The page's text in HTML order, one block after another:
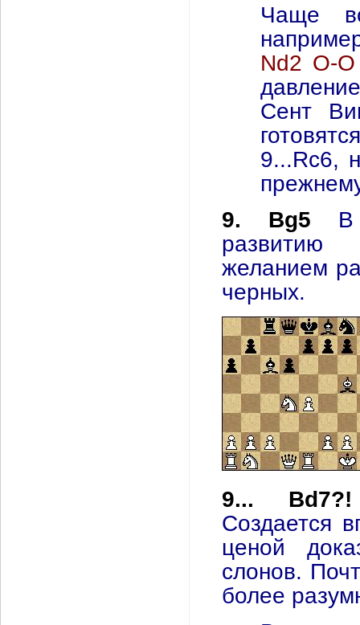
Чаще
Nd2 O-
Сент
9...Rс6,
9. Bg5 В
развитию
желанием
черных.
9...
Создается
ценой
слонов.
более